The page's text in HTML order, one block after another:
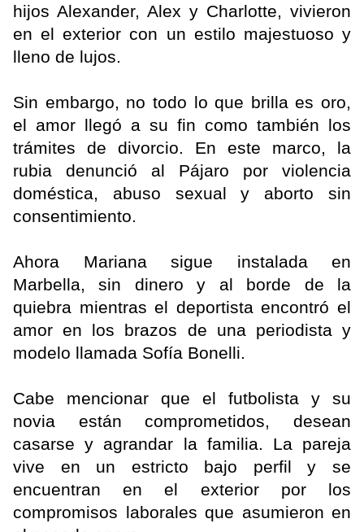
hijos Alexander, Alex y Charlotte, vivieron
en el exterior con un estilo majestuoso y
lleno de lujos.
Sin embargo, no todo lo que brilla es oro,
el amor llegó a su fin como también los
trámites de divorcio. En este marco, la
rubia denunció al Pájaro por violencia
doméstica, abuso sexual y aborto sin
consentimiento.
Ahora Mariana sigue instalada en
Marbella, sin dinero y al borde de la
quiebra mientras el deportista encontró el
amor en los brazos de una periodista y
modelo llamada Sofía Bonelli.
Cabe mencionar que el futbolista y su
novia están comprometidos, desean
casarse y agrandar la familia. La pareja
vive en un estricto bajo perfil y se
encuentran en el exterior por los
compromisos laborales que asumieron en